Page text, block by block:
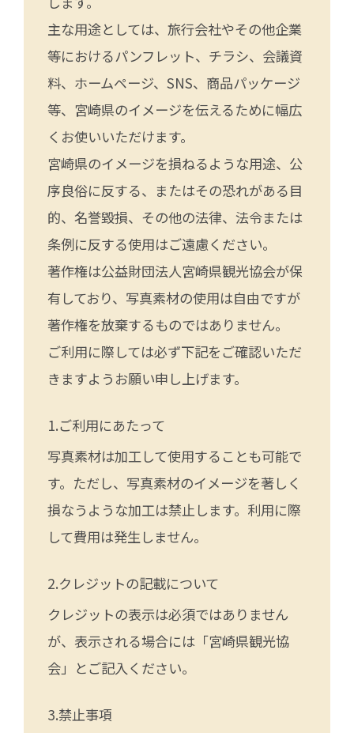
主な用途としては、旅行会社やその他企業
等におけるパンフレット、チラシ、会議資
料、ホームページ、SNS、商品パッケージ
等、宮崎県のイメージを伝えるために幅広
くお使いいただけます。
宮崎県のイメージを損ねるような用途、公
序良俗に反する、またはその恐れがある目
的、名誉毀損、その他の法律、法令または
条例に反する使用はご遠慮ください。
著作権は公益財団法人宮崎県観光協会が保
有しており、写真素材の使用は自由ですが
著作権を放棄するものではありません。
ご利用に際しては必ず下記をご確認いただ
きますようお願い申し上げます。
ご利用にあたって
写真素材は加工して使用することも可能で
す。ただし、写真素材のイメージを著しく
損なうような加工は禁止します。利用に際
して費用は発生しません。
クレジットの記載について
クレジットの表示は必須ではありません
が、表示される場合には「宮崎県観光協
会」とご記入ください。
禁止事項